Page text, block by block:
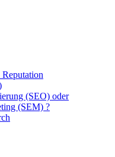
(SEO) oder
(SEM) ?